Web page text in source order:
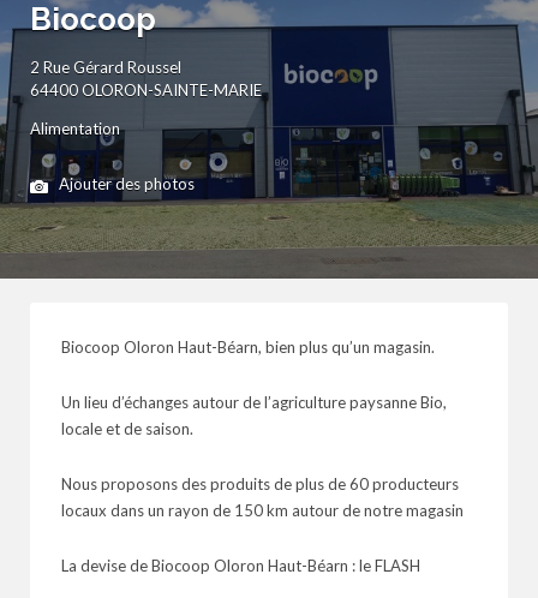
Biocoop
2 Rue Gérard Roussel
64400 OLORON-SAINTE-MARIE
Alimentation
Ajouter des photos
Biocoop Oloron Haut-Béarn, bien plus qu’un magasin.
Un lieu d’échanges autour de l’agriculture paysanne Bio,
locale et de saison.
Nous proposons des produits de plus de 60 producteurs
locaux dans un rayon de 150 km autour de notre magasin
La devise de Biocoop Oloron Haut-Béarn : le FLASH